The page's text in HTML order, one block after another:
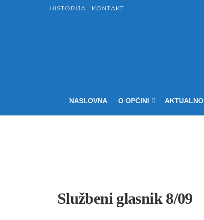
HISTORIJA KONTAKT
NASLOVNA O OPĆINI AKTUALNO
Službeni glasnik 8/09